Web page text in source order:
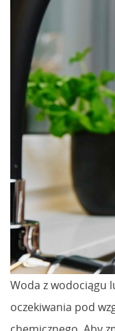
Woda z wodociągu
oczekiwania pod